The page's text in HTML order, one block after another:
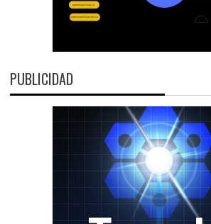
PUBLICIDAD